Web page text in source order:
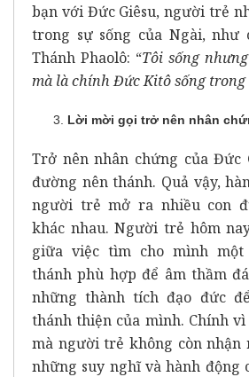
bạn với Đức Giêsu, người trẻ
trong sự sống của Ngài, như
Thánh Phaolô: “Tôi sống
mà là chính Đức Kitô sống
Lời mời gọi trở nên nhân
Trở nên nhân chứng của Đức
đường nên thánh. Quả vậy,
người trẻ mở ra nhiều con
khác nhau. Người trẻ hôm
giữa việc tìm cho mình một
thánh phù hợp để âm thầm
những thành tích đạo đức
thánh thiện của mình. Chính
mà người trẻ không còn nhận
những suy nghĩ và hành động